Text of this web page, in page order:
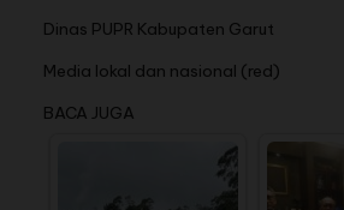
Dinas PUPR Kabupaten Garut
Media lokal dan nasional (red)
BACA JUGA